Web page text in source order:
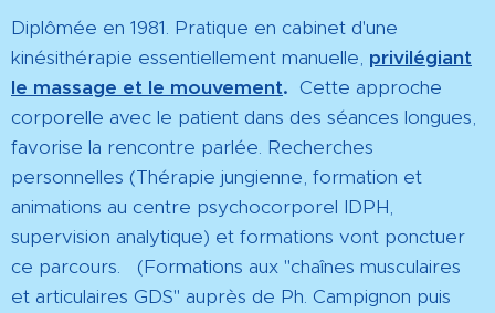
Diplômée en 1981. Pratique en cabinet d'une
kinésithérapie essentiellement manuelle, privilégiant
le massage et le mouvement. Cette approche
corporelle avec le patient dans des séances longues,
favorise la rencontre parlée. Recherches
personnelles (Thérapie jungienne, formation et
animations au centre psychocorporel IDPH,
supervision analytique) et formations vont ponctuer
ce parcours. (Formations aux "chaînes musculaires
et articulaires GDS" auprès de Ph. Campignon puis